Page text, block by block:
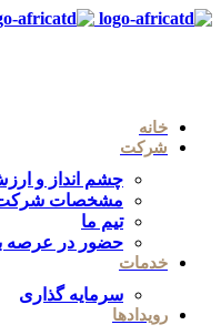
خانه
شرکت
چشم انداز و
مشخصات
تیم ما
حضور در عرصه
خدمات
سرمایه گذاری
رویدادها